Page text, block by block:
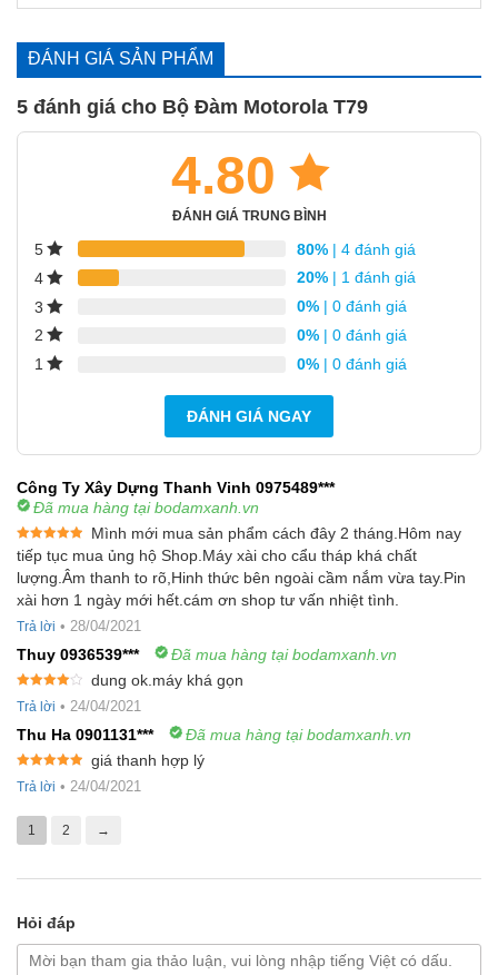
ĐÁNH GIÁ SẢN PHẨM
5 đánh giá cho Bộ Đàm Motorola T79
4.80
ĐÁNH GIÁ TRUNG BÌNH
5 80% | 4 đánh giá
4
20% | 1 đánh giá
3
0% | 0 đánh giá
2
0% | 0 đánh giá
1
0% | 0 đánh giá
ĐÁNH GIÁ NGAY
Công Ty Xây Dựng Thanh Vinh 0975489***
Đã mua hàng tại bodamxanh.vn
Được xếp
hạng 55
sao
Mình mới mua sản phẩm cách đây 2 tháng.Hôm nay
tiếp tục mua ủng hộ Shop.Máy xài cho cẩu tháp khá chất
lượng.Âm thanh to rõ,Hinh thức bên ngoài cầm nắm vừa tay.Pin
xài hơn 1 ngày mới hết.cám ơn shop tư vấn nhiệt tình.
Trả lời • 28/04/2021
Thuy 0936539*** Đã mua hàng tại bodamxanh.vn
hạng45
dung ok.máy khá gọn
Trả lời • 24/04/2021
Thu Ha 0901131*** Đã mua hàng tại bodamxanh.vn
hạng55
giá thanh hợp lý
Trả lời • 24/04/2021
1 2 →
Hỏi đáp